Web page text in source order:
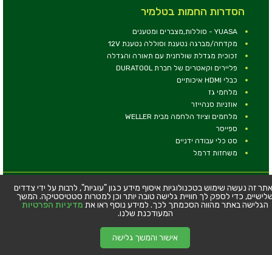
הסדרות החמות בטלמיר
YUASA - סוללות,מצברים ומטענים
מקדחה/מברגה נטענת וסוללה נטענת 12V
זכוכית מגדלת שולחנית עם תאורה והגדלה
פליירים וקאטרים של חברת DURATOOL
כבלי HDMI איכותיים
מלחמי גז
אוזניות סנהייזר
מלחמים וציוד הלחמה מבית WELLER
ספייסר
סט כלי עבודה ידניים
משחזות דרמל
© כל הזכויות שמורות - טלמיר אלקטרוניקה בע''מ
כתובת: דרך העצמאות 63, חיפה
טלפון:04-8534564
זה נעשה שימוש בטכנולוגיות איסוף מידע כגון "עוגיות", לרבות על ידי צדדים
כדי לספק לך חוויית גלישה טובה יותר וכן למטרות סטטיסטיקה. המשך
הגלישה באתר מהווה הסכמתך לכך. למידע נוסף ראו את מדיניות הפרטיות
המעודכנת שלנו.
אישור והמשך גלישה